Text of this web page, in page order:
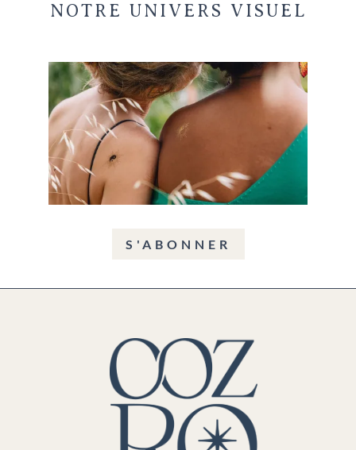
NOTRE UNIVERS VISUEL
S'ABONNER